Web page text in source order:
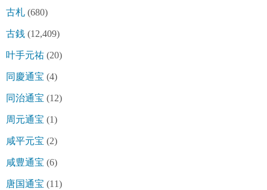
古札 (680)
古銭 (12,409)
叶手元祐 (20)
同慶通宝 (4)
同治通宝 (12)
周元通宝 (1)
咸平元宝 (2)
咸豊通宝 (6)
唐国通宝 (11)